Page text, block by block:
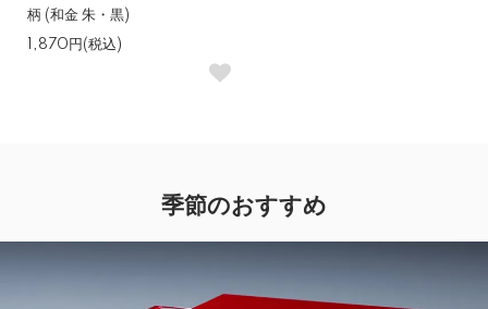
柄 (和金 朱・黒)
1,870円(税込)
季節のおすすめ